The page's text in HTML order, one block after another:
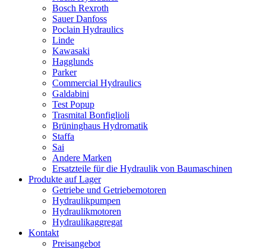
Bosch Rexroth
Sauer Danfoss
Poclain Hydraulics
Linde
Kawasaki
Hagglunds
Parker
Commercial Hydraulics
Galdabini
Test Popup
Trasmital Bonfiglioli
Brüninghaus Hydromatik
Staffa
Sai
Andere Marken
Ersatzteile für die Hydraulik von Baumaschinen
Produkte auf Lager
Getriebe und Getriebemotoren
Hydraulikpumpen
Hydraulikmotoren
Hydraulikaggregat
Kontakt
Preisangebot